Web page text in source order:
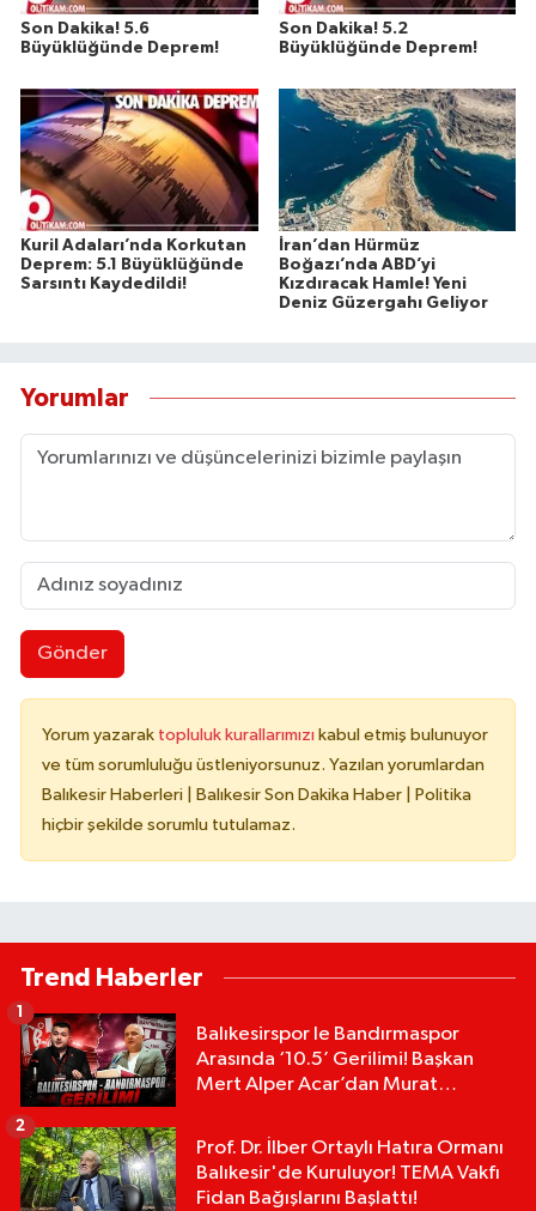
Son Dakika! 5.6
Büyüklüğünde Deprem!
Son Dakika! 5.2
Büyüklüğünde Deprem!
Kuril Adaları’nda Korkutan
Deprem: 5.1 Büyüklüğünde
Sarsıntı Kaydedildi!
İran’dan Hürmüz
Boğazı’nda ABD’yi
Kızdıracak Hamle! Yeni
Deniz Güzergahı Geliyor
Yorumlar
Gönder
Yorum yazarak topluluk kurallarımızı kabul etmiş bulunuyor
ve tüm sorumluluğu üstleniyorsunuz. Yazılan yorumlardan
Balıkesir Haberleri | Balıkesir Son Dakika Haber | Politika
hiçbir şekilde sorumlu tutulamaz.
Trend Haberler
Balıkesirspor le Bandırmaspor
Arasında ‘10.5’ Gerilimi! Başkan
Mert Alper Acar’dan Murat
1
Prof. Dr. İlber Ortaylı Hatıra Ormanı
Balıkesir'de Kuruluyor! TEMA Vakfı
Fidan Bağışlarını Başlattı!
2